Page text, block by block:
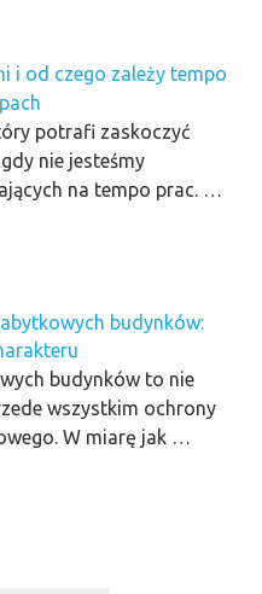
i od czego zależy tempo
potrafi zaskoczyć
nie jesteśmy
na tempo prac. …
budynków:
budynków to nie
wszystkim ochrony
W miarę jak …